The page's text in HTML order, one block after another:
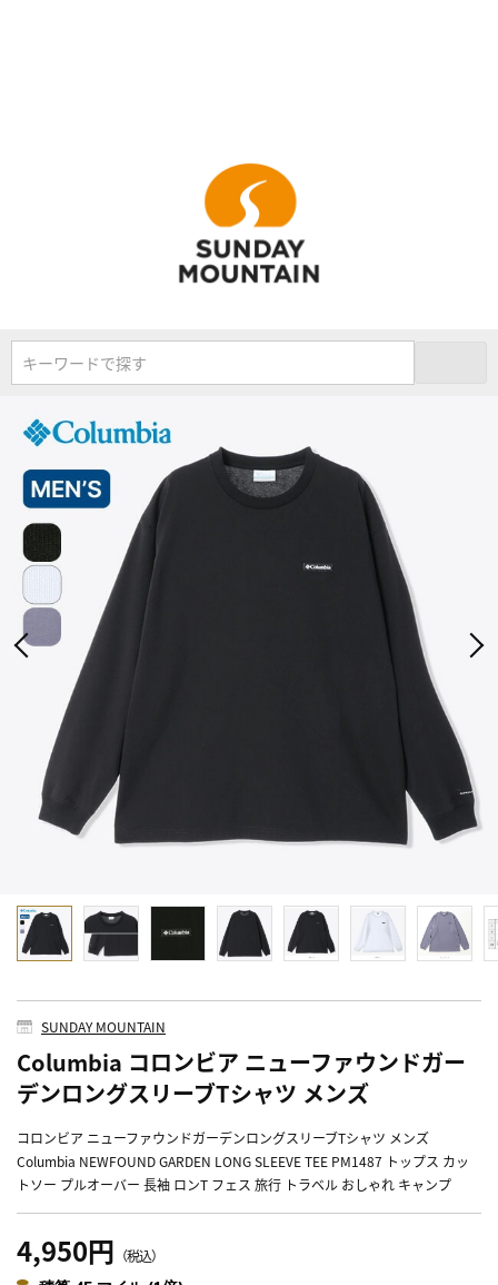
キーワードで探す
SUNDAY MOUNTAIN
Columbia コロンビア ニューファウンドガー
デンロングスリーブTシャツ メンズ
コロンビア ニューファウンドガーデンロングスリーブTシャツ メンズ
Columbia NEWFOUND GARDEN LONG SLEEVE TEE PM1487 トップス カッ
トソー プルオーバー 長袖 ロンT フェス 旅行 トラベル おしゃれ キャンプ
4,950円 （税込）